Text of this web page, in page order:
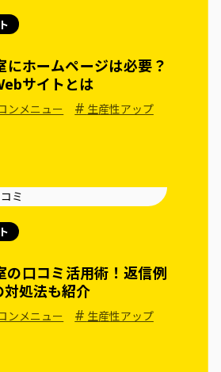
にホームページは必要？
サイトとは
ンメニュー # 生産性アップ
の口コミ活用術！返信例
対処法も紹介
ンメニュー # 生産性アップ